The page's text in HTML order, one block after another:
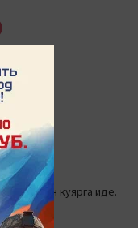
номерын куярга иде.